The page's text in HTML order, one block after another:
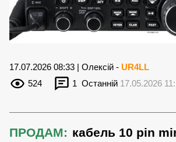
17.07.2026 08:33 | Олексій - UR4LL
524
1 Останній 17.05.2026
ПРОДАМ: кабель 10 pin